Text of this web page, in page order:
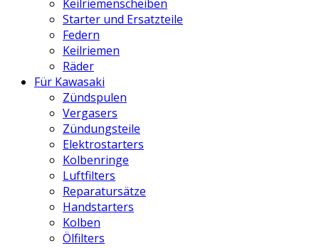
Keilriemenscheiben
Starter und Ersatzteile
Federn
Keilriemen
Räder
Für Kawasaki
Zündspulen
Vergasers
Zündungsteile
Elektrostarters
Kolbenringe
Luftfilters
Reparatursätze
Handstarters
Kolben
Ölfilters